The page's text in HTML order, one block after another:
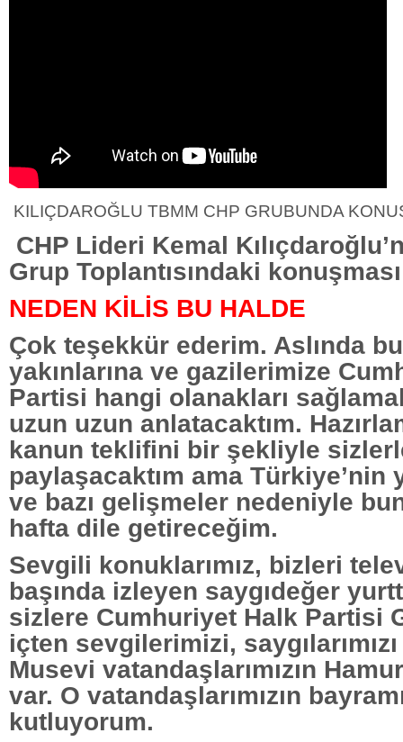
KILIÇDAROĞLU TBMM CHP GRUBUNDA
CHP Lideri Kemal
Grup Toplantısındaki
NEDEN KİLİS BU HALDE
Çok teşekkür ederim. Aslında
yakınlarına ve gazilerimize
Partisi hangi olanakları
uzun uzun anlatacaktım.
kanun teklifini bir şekliyle
paylaşacaktım ama Türkiye’nin
ve bazı gelişmeler nedeniyle
hafta dile getireceğim.
Sevgili konuklarımız, bizleri
başında izleyen saygıdeğer
sizlere Cumhuriyet Halk Partisi
içten sevgilerimizi,
Musevi vatandaşlarımızın
var. O vatandaşlarımızın
kutluyorum.